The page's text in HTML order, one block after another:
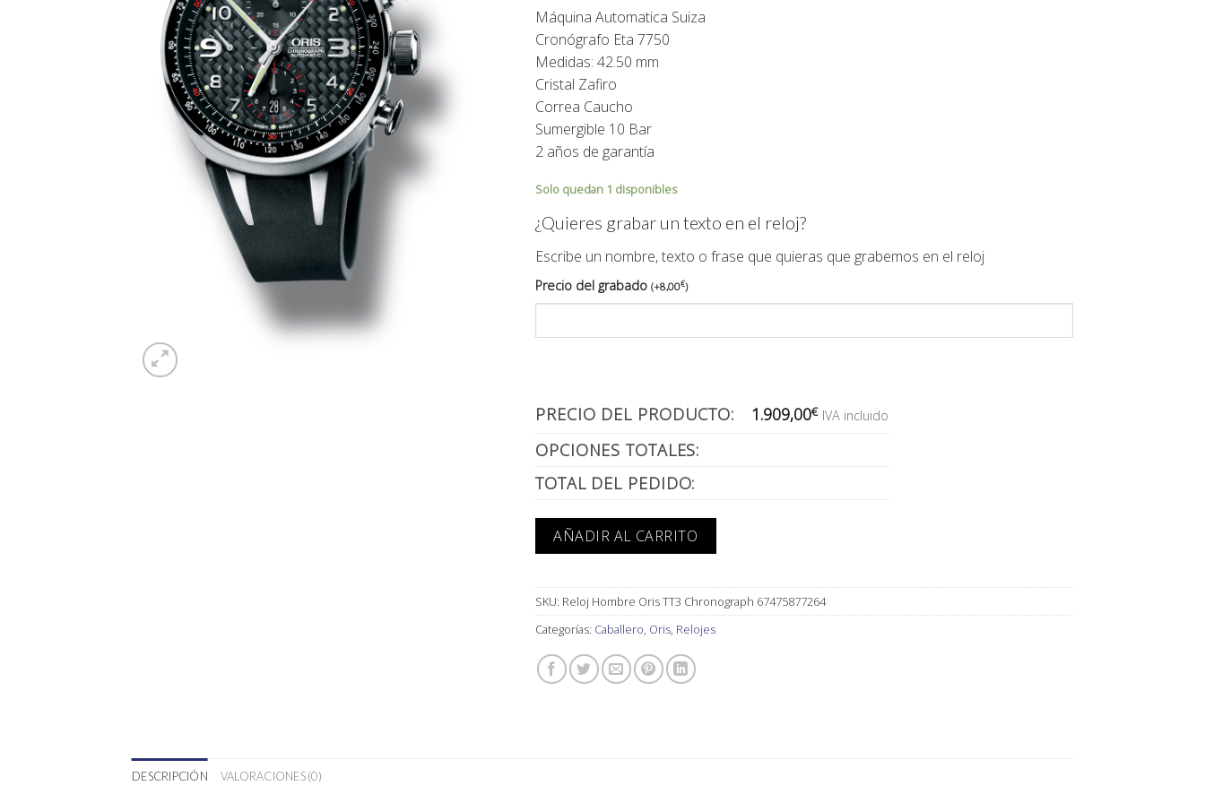
era:
2.250,00€.
Máquina Automatica Suiza
Cronógrafo Eta 7750
Medidas: 42.50 mm
Cristal Zafiro
Correa Caucho
Sumergible 10 Bar
2 años de garantía
Solo quedan 1 disponibles
¿Quieres grabar un texto en el reloj?
Escribe un nombre, texto o frase que quieras que grabemos en el reloj
Precio del grabado (+8,00€)
PRECIO DEL PRODUCTO: 1.909,00€ IVA incluido
OPCIONES TOTALES:
TOTAL DEL PEDIDO:
AÑADIR AL CARRITO
SKU: Reloj Hombre Oris TT3 Chronograph 67475877264
Categorías: Caballero, Oris, Relojes
DESCRIPCIÓN VALORACIONES (0)